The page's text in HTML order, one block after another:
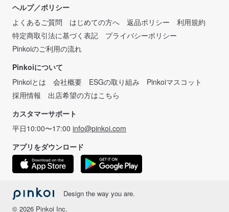
ヘルプ／ポリシー
よくあるご質問
はじめての方へ 返品ポリシー
利用規約
特定商取引法に基づく表記
プライバシーポリシー
Pinkoiのご利用の流れ
Pinkoiについて
Pinkoiとは
会社概要 ESGの取り組み
Pinkoiマスコット
採用情報
出店希望の方はこちら
カスタマーサポート
平日10:00〜17:00 info@pinkoi.com
アプリをダウンロード
Design the way you are.
© 2026 Pinkoi Inc.